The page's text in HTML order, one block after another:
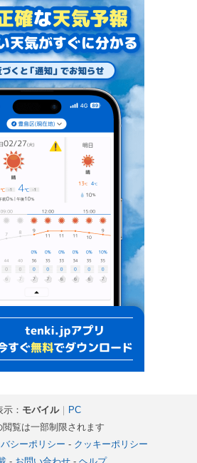
示： モバイル｜ PC
覧は一部制限されます
シーポリシー - クッキーポリシー